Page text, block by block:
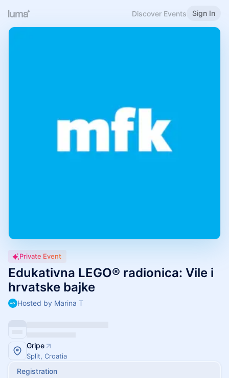
Discover Events Sign In
Private Event
Edukativna LEGO® radionica: Vile i
hrvatske bajke
Hosted by Marina T
Gripe
Split, Croatia
Registration